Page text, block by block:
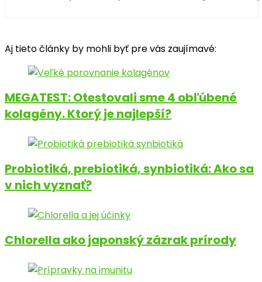
Aj tieto články by mohli byť pre vás zaujímavé:
MEGATEST: Otestovali sme 4 obľúbené
kolagény. Ktorý je najlepší?
Probiotiká, prebiotiká, synbiotiká: Ako sa
v nich vyznať?
Chlorella ako japonský zázrak prírody